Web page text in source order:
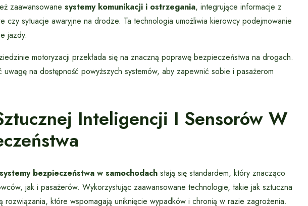
zaawansowane systemy komunikacji i ostrzegania, integrujące informacje z
czy sytuacje awaryjne na drodze. Ta technologia umożliwia kierowcy podejmowanie
jazdy.
motoryzacji przekłada się na znaczną poprawę bezpieczeństwa na drogach.
na dostępność powyższych systemów, aby zapewnić sobie i pasażerom
Inteligencji I Sensorów W
bezpieczeństwa w samochodach stają się standardem, który znacząco
jak i pasażerów. Wykorzystując zaawansowane technologie, takie jak sztuczna
które wspomagają uniknięcie wypadków i chronią w razie zagrożenia.